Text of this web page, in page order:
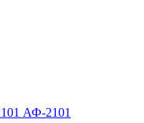
АФ-2101